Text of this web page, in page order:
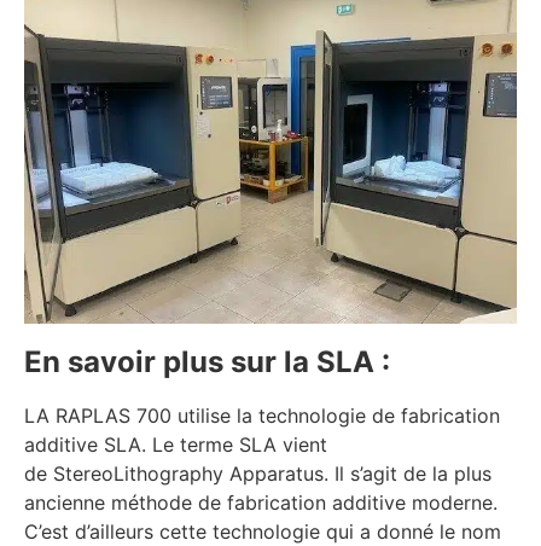
En savoir plus sur la SLA :
LA RAPLAS 700 utilise la technologie de fabrication
additive SLA. Le terme SLA vient
de StereoLithography Apparatus. Il s’agit de la plus
ancienne méthode de fabrication additive moderne.
C’est d’ailleurs cette technologie qui a donné le nom